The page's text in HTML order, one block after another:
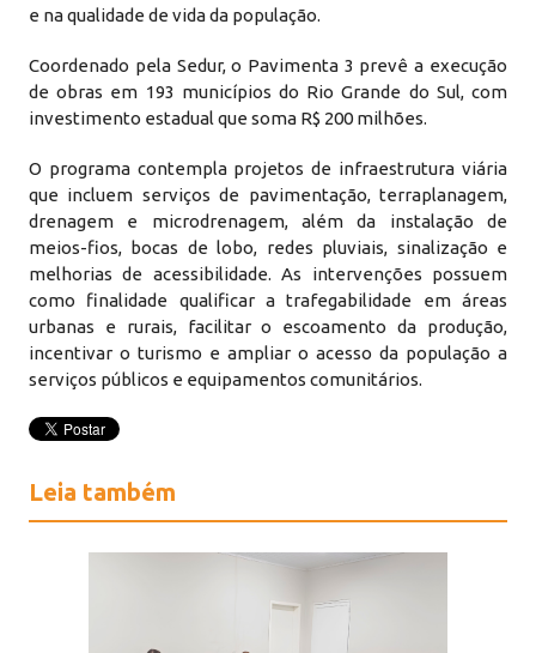
e na qualidade de vida da população.
Coordenado pela Sedur, o Pavimenta 3 prevê a execução
de obras em 193 municípios do Rio Grande do Sul, com
investimento estadual que soma R$ 200 milhões.
O programa contempla projetos de infraestrutura viária
que incluem serviços de pavimentação, terraplanagem,
drenagem e microdrenagem, além da instalação de
meios-fios, bocas de lobo, redes pluviais, sinalização e
melhorias de acessibilidade. As intervenções possuem
como finalidade qualificar a trafegabilidade em áreas
urbanas e rurais, facilitar o escoamento da produção,
incentivar o turismo e ampliar o acesso da população a
serviços públicos e equipamentos comunitários.
Leia também